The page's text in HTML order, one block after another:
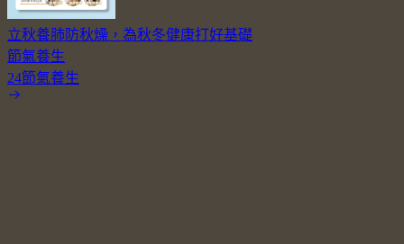
立秋養肺防秋燥，為秋冬健康打好基礎
節氣養生
24節氣養生